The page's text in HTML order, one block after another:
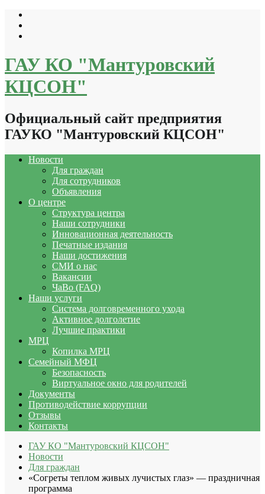
Перейти
содержимому
ГАУ КО "Мантуровский
КЦСОН"
Официальный сайт предприятия
ГАУКО "Мантуровский КЦСОН"
Новости
Для граждан
Для сотрудников
Объявления
О центре
Структура центра
Наши сотрудники
Инновационная деятельность
Печатные издания
Наши достижения
СМИ о нас
Вакансии
ЧаВо (FAQ)
Наши услуги
Система долговременного ухода
Активное долголетие
Лучшие практики
МРЦ
Копилка МРЦ
Семейный МФЦ
Безопасность
Виртуальное окно для родителей
Документы
Противодействие коррупции
Отзывы
Контакты
ГАУ КО "Мантуровский КЦСОН"
Новости
Для граждан
«Согреты теплом живых лучистых глаз» — праздничная
программа